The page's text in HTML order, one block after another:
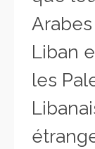
Liban
les